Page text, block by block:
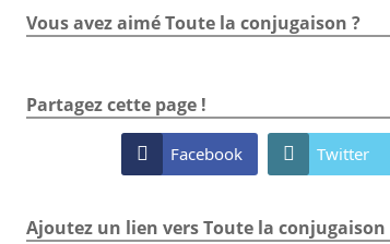
Vous avez aimé Toute la conjugaison ?
Partagez cette page !
 Facebook  Twitter
Ajoutez un lien vers Toute la conjugaison